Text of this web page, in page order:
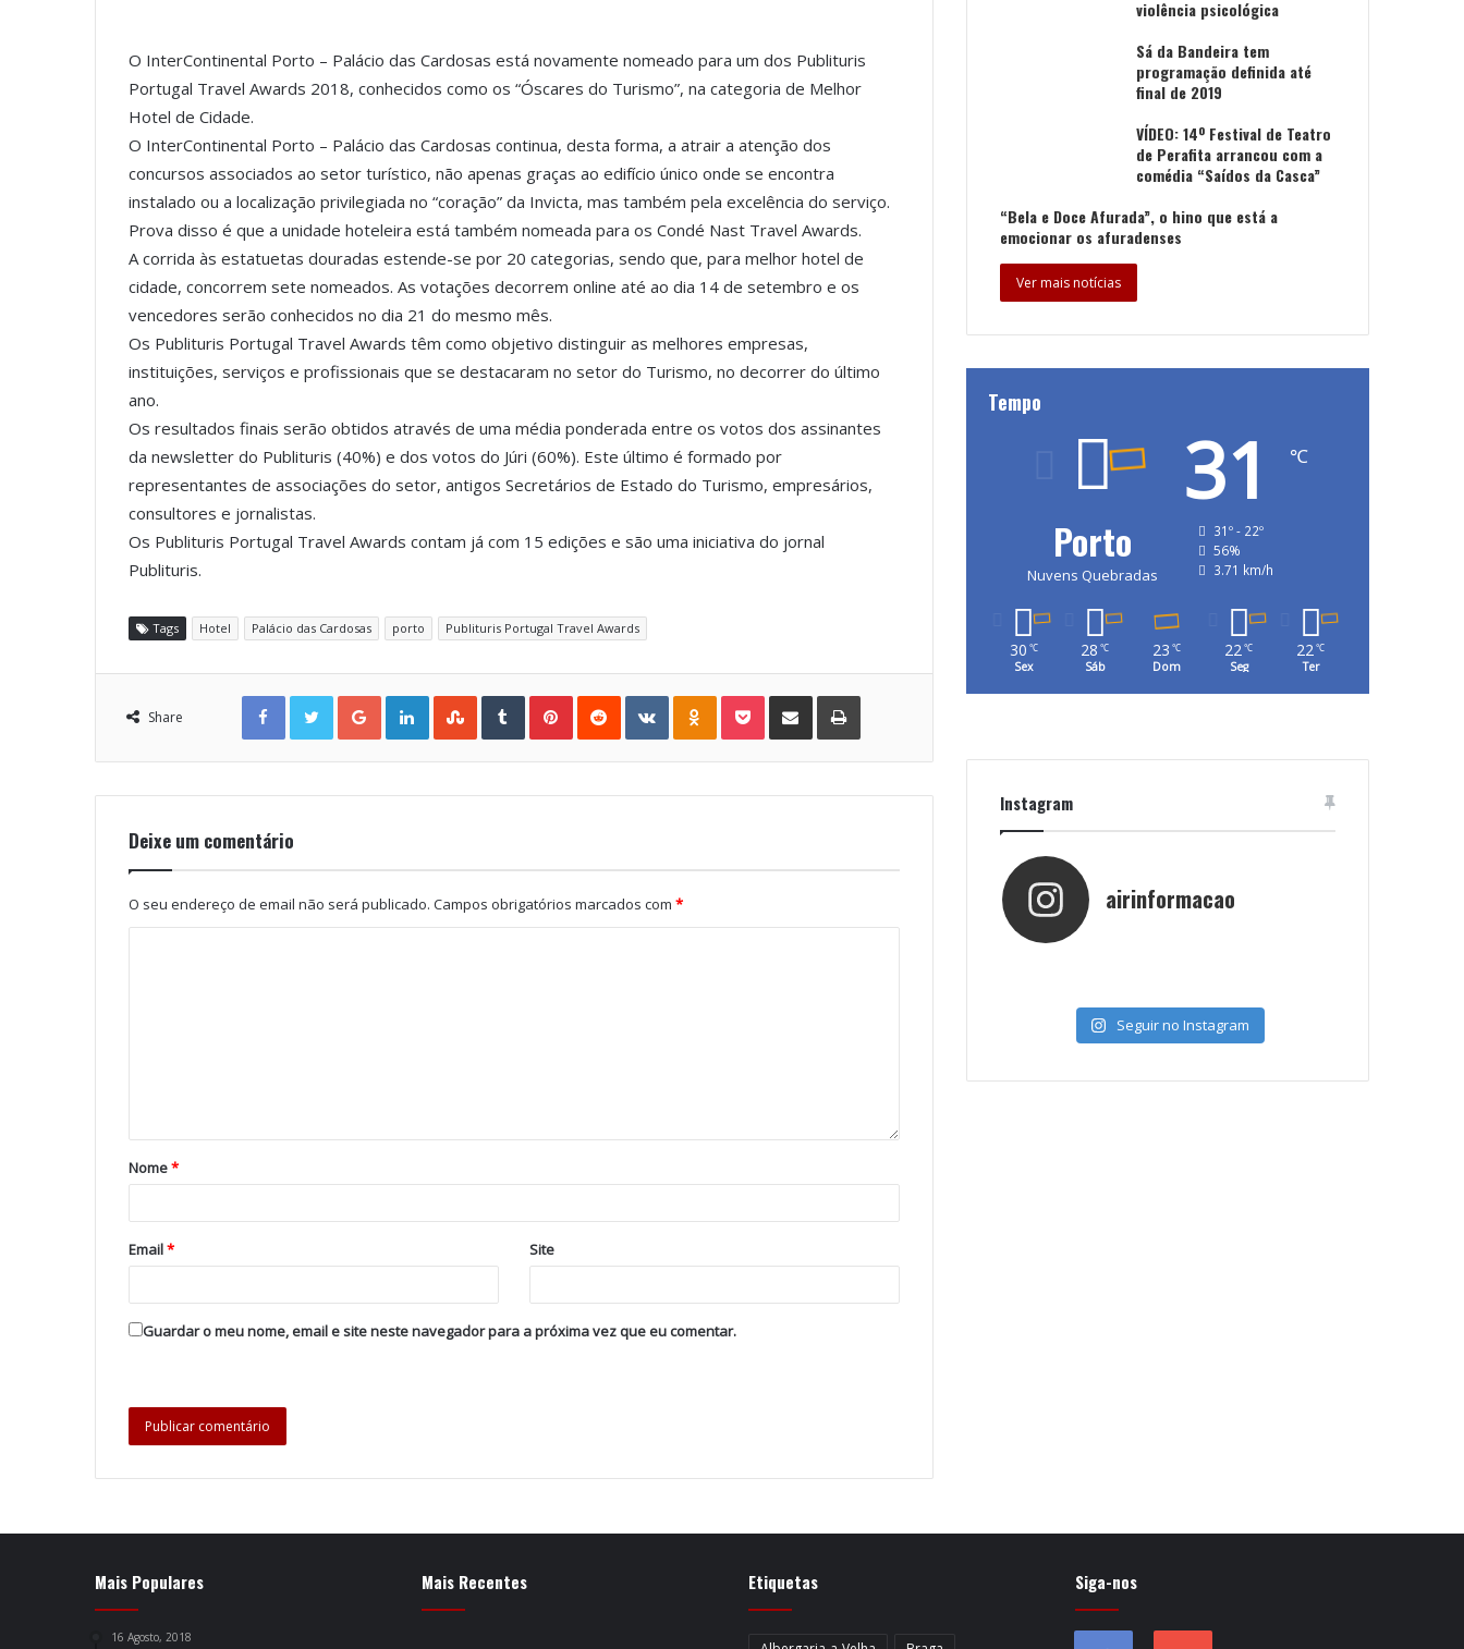
O InterContinental Porto – Palácio das Cardosas está novamente nomeado para um dos Publituris
Portugal Travel Awards 2018, conhecidos como os “Óscares do Turismo”, na categoria de Melhor
Hotel de Cidade.
O InterContinental Porto – Palácio das Cardosas continua, desta forma, a atrair a atenção dos
concursos associados ao setor turístico, não apenas graças ao edifício único onde se encontra
instalado ou a localização privilegiada no “coração” da Invicta, mas também pela excelência do serviço.
Prova disso é que a unidade hoteleira está também nomeada para os Condé Nast Travel Awards.
A corrida às estatuetas douradas estende-se por 20 categorias, sendo que, para melhor hotel de
cidade, concorrem sete nomeados. As votações decorrem online até ao dia 14 de setembro e os
vencedores serão conhecidos no dia 21 do mesmo mês.
Os Publituris Portugal Travel Awards têm como objetivo distinguir as melhores empresas,
instituições, serviços e profissionais que se destacaram no setor do Turismo, no decorrer do último
ano.
Os resultados finais serão obtidos através de uma média ponderada entre os votos dos assinantes
da newsletter do Publituris (40%) e dos votos do Júri (60%). Este último é formado por
representantes de associações do setor, antigos Secretários de Estado do Turismo, empresários,
consultores e jornalistas.
Os Publituris Portugal Travel Awards contam já com 15 edições e são uma iniciativa do jornal
Publituris.
Tags Hotel Palácio das Cardosas porto Publituris Portugal Travel Awards
Share
Facebook Twitter Google+ LinkedIn StumbleUpon Tumblr Pinterest Reddit VKontakte Odnoklassniki Pocket Share via Email Print
Deixe um comentário
O seu endereço de email não será publicado. Campos obrigatórios marcados com *
Nome*
Email* Site
Guardar o meu nome, email e site neste navegador para a próxima vez que eu comentar.
violência psicológica
Sá da Bandeira tem
programação definida até
final de 2019
VÍDEO: 14º Festival de Teatro
de Perafita arrancou com a
comédia “Saídos da Casca”
“Bela e Doce Afurada”, o hino que está a
emocionar os afuradenses
Ver mais notícias
Tempo
Porto
Nuvens Quebradas
31 ℃
31º - 22º
56%
3.71 km/h
30 ℃
Sex
28 ℃
Sáb
23 ℃
Dom
22℃
Seg
22℃
Ter
Instagram
airinformacao
Seguir no Instagram
Mais Populares
16 Agosto, 2018
Mais Recentes Etiquetas Siga-nos